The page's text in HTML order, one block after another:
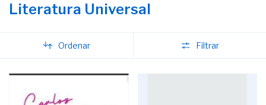
Literatura Universal
Ordenar Filtrar